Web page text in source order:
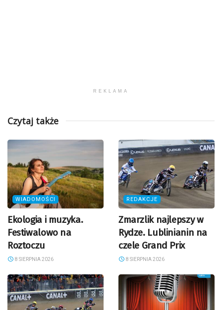
REKLAMA
Czytaj także
WIADOMOŚCI
Ekologia i muzyka.
Festiwalowo na
Roztoczu
8 SIERPNIA 2026
REDAKCJE
Zmarzlik najlepszy w
Rydze. Lublinianin na
czele Grand Prix
8 SIERPNIA 2026